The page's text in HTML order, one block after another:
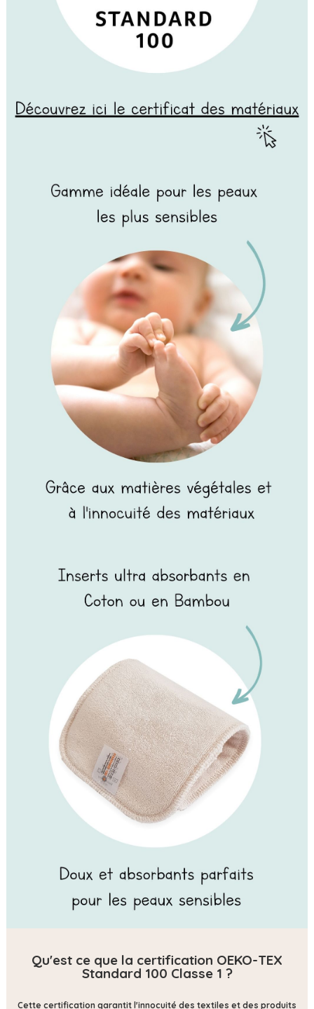
Qu'est ce que la certification OEKO-TEX
Standard 100 Classe 1 ?
Cette certification garantit l'innocuité des textiles et des produits